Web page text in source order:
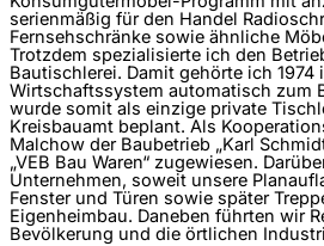
serienmäßig für den Handel
Fernsehschränke sowie ähnliche
Trotzdem spezialisierte ich den
Bautischlerei. Damit gehörte ich 1974
Wirtschaftssystem automatisch zum
wurde somit als einzige private
Kreisbauamt beplant. Als
Malchow der Baubetrieb „Karl
„VEB Bau Waren“ zugewiesen.
Unternehmen, soweit unsere
Fenster und Türen sowie später
Eigenheimbau. Daneben führten wir
Bevölkerung und die örtlichen